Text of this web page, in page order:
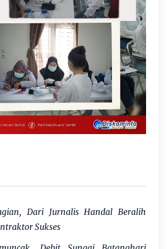
Dari Jurnalis Handal Beralih
Sukses